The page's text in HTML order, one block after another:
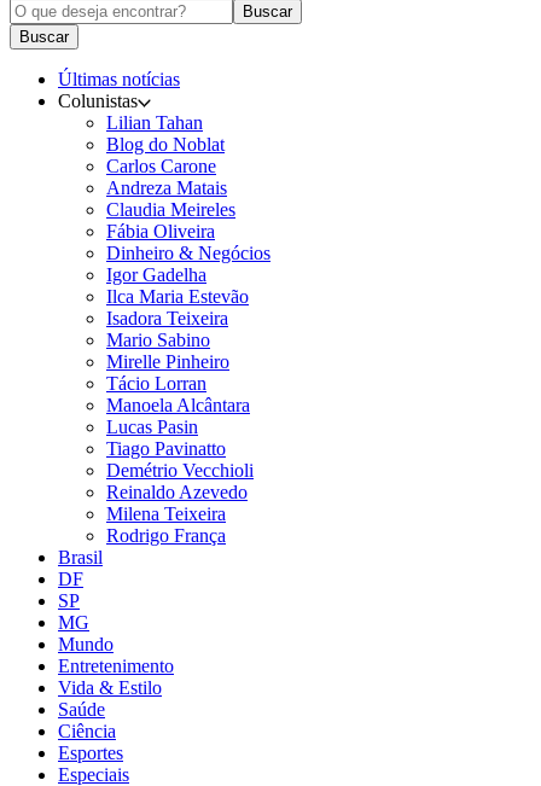
Buscar
Buscar
Últimas notícias
Colunistas
Lilian Tahan
Blog do Noblat
Carlos Carone
Andreza Matais
Claudia Meireles
Fábia Oliveira
Dinheiro & Negócios
Igor Gadelha
Ilca Maria Estevão
Isadora Teixeira
Mario Sabino
Mirelle Pinheiro
Tácio Lorran
Manoela Alcântara
Lucas Pasin
Tiago Pavinatto
Demétrio Vecchioli
Reinaldo Azevedo
Milena Teixeira
Rodrigo França
Brasil
DF
SP
MG
Mundo
Entretenimento
Vida & Estilo
Saúde
Ciência
Esportes
Especiais